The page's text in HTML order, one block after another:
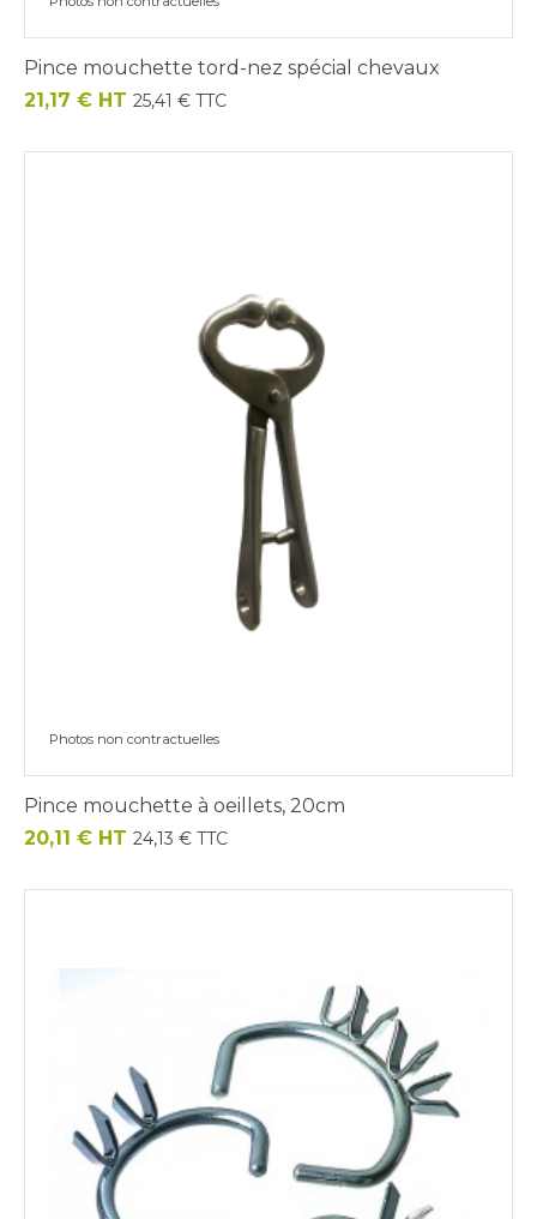
Pince mouchette tord-nez spécial chevaux
Prix
21,17 € HT 25,41 € TTC
Photos non contractuelles
Pince mouchette à oeillets, 20cm
Prix
20,11 € HT 24,13 € TTC